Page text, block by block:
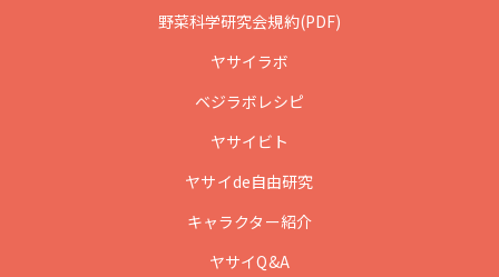
野菜科学研究会規約(PDF)
ヤサイラボ
ベジラボレシピ
ヤサイビト
ヤサイde自由研究
キャラクター紹介
ヤサイQ&A